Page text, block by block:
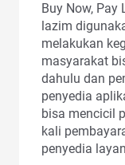
Buy Now, Pay
lazim
melakukan
masyarakat
dahulu dan
penyedia
bisa mencicil
kali
penyedia